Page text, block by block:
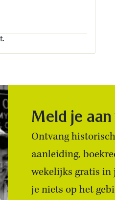
Meld je
Ontvang
aanleiding,
wekelijks gratis in
je niets op het